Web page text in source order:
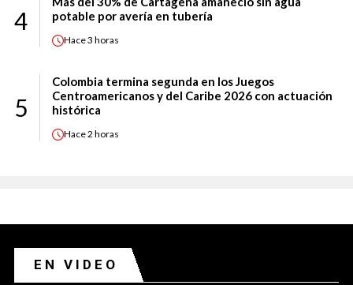
4
potable por avería en tubería
Hace3 horas
5
Colombia termina segunda en los Juegos
Centroamericanos y del Caribe 2026 con actuación
histórica
Hace2 horas
EN VIDEO